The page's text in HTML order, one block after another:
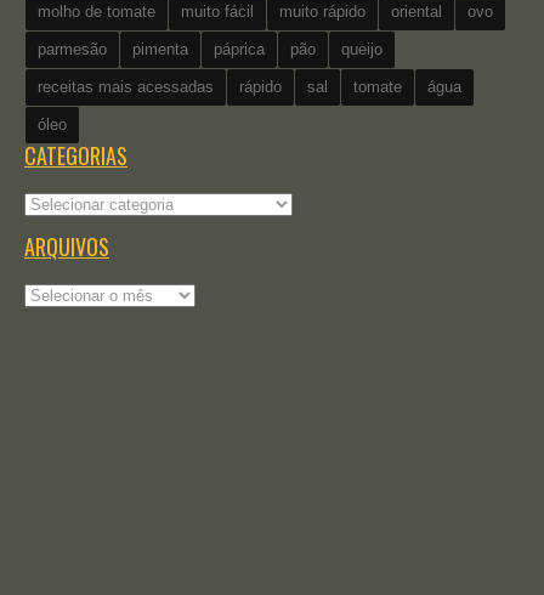
molho de tomate muito fácil muito rápido oriental ovo
parmesão pimenta páprica pão queijo
receitas mais acessadas rápido sal tomate água
óleo
CATEGORIAS
Categorias
ARQUIVOS
Arquivos